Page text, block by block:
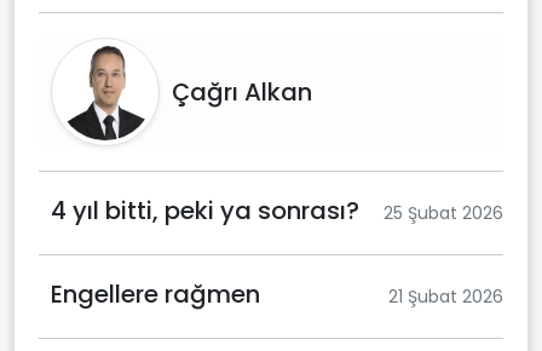
Çağrı Alkan
4 yıl bitti, peki ya sonrası? 25 Şubat 2026
Engellere rağmen 21 Şubat 2026